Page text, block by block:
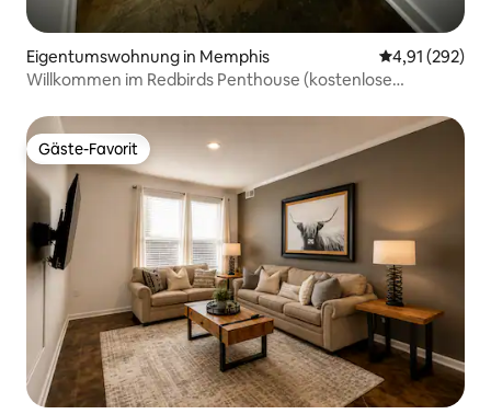
Eigentumswohnung in Memphis
4,91 (292)
Willkommen im Redbirds Penthouse (kostenlose
Gäste-Favorit
Gäste-Favorit